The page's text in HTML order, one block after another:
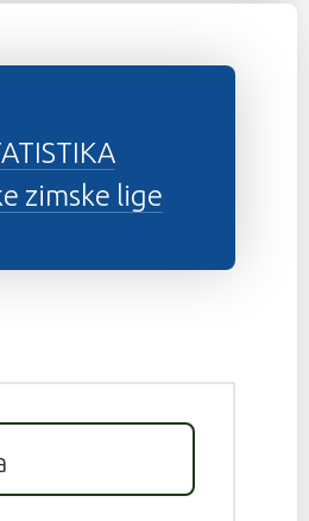
zimske lige